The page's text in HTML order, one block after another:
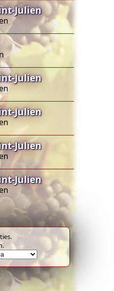
Julien
Julien
Julien
Julien
Julien